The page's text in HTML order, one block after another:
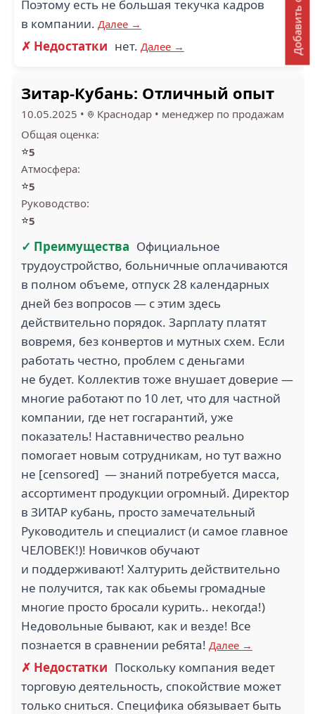
Поэтому есть не большая текучка кадров
в компании. Далее →
✗ Недостатки нет. Далее →
Зитар-Кубань: Отличный опыт
10.05.2025 • Краснодар • менеджер по продажам
Общая оценка:
⭐5
Атмосфера:
⭐5
Руководство:
⭐5
✓ Преимущества Официальное
трудоустройство, больничные оплачиваются
в полном объеме, отпуск 28 календарных
дней без вопросов — с этим здесь
действительно порядок. Зарплату платят
вовремя, без конвертов и мутных схем. Если
работать честно, проблем с деньгами
не будет. Коллектив тоже внушает доверие —
многие работают по 10 лет, что для частной
компании, где нет госгарантий, уже
показатель! Наставничество реально
помогает новым сотрудникам, но тут важно
не [censored] — знаний потребуется масса,
ассортимент продукции огромный. Директор
в ЗИТАР кубань, просто замечательный
Руководитель и специалист (и самое главное
ЧЕЛОВЕК!)! Новичков обучают
и поддерживают! Халтурить действительно
не получится, так как обьемы громадные
многие просто бросали курить.. некогда!)
Недовольные бывают, как и везде! Все
познается в сравнении ребята! Далее →
✗ Недостатки Поскольку компания ведет
торговую деятельность, спокойствие может
только сниться. Специфика обязывает быть